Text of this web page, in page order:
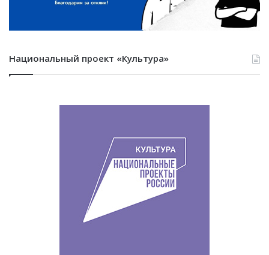
Национальный проект «Культура»